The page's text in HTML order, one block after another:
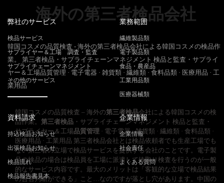
海外の第三者検品会社
韓国コスメの品質検査 - 海外の第三者検品会社による韓国コスメの検品作
業。 第三者検品・サプライチェーンマネジメント 検品と監査・サプライ
ヤー＆工場品質管理 · 電子電器 · 雑貨類 · 繊維類 · 食料品類 · 医療用品 · 工
業用品
韓国コスメの品質検査 – 海外の第三者検品会社による韓国コスメの検
品作業。 第三者検品 ・サプライチェーンマネジメント 検品と監査・
サプライヤー＆工場品質管理 · 電子電器 · 雑貨類 · 繊維類 · 食料品類 ·
医療用品 · 工業用品 第三者検品会社とは検品依頼者でも生産工場でも
ない第三者の立場で検品サービスを提供する会社のことです。電子製
品の検品の場合は検品員を工場に派遣して抜取り検査を行うのが一般
的なサービス内容です。最大のメリットは「客観的な立場で検品結果
の合否判断ができる」こと…なのですが落とし穴があります。中国の
弊社のサービス
検品サービス
サプライヤー＆工場 調査・監査
サプライチェーンマネジメント
その他のサービス
業務範囲
繊維製品類
電子製品類
食品・農産品
工業用品類
医療器械類
資料請求
持込検品お知らせ
出張検品お知らせ
検品流れ
検品報告書見本
企業情報
企業情報
社会責任
よくある質問